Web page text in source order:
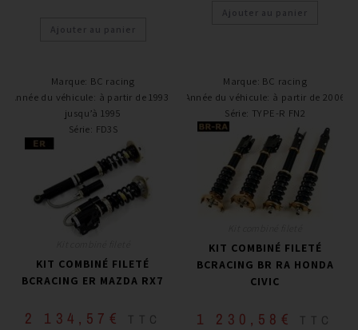
Ajouter au panier
Ajouter au panier
Marque: BC racing
Année du véhicule: à partir de 1993 /
jusqu’à 1995
Série: FD3S
KIT COMBINÉ FILETÉ
BCRACING ER MAZDA RX7
2 134,57 € TTC
Marque: BC racing
Année du véhicule: à partir de 2006
Série: TYPE-R FN2
KIT COMBINÉ FILETÉ
BCRACING BR RA HONDA
CIVIC
1 230,58 € TTC